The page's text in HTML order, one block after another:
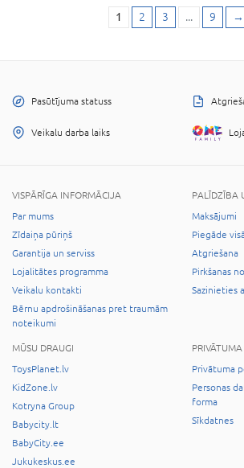
1 2 3 ... 9 →
Pasūtījuma statuss
Veikalu darba laiks
VISPĀRĪGA INFORMĀCIJA
Par mums
Zīdaiņa pūriņš
Garantija un serviss
Lojalitātes programma
Veikalu kontakti
Bērnu apdrošināšanas pret traumām
noteikumi
PALĪDZĪBA
Maksājumi
Piegāde
Atgriešana
Pirkšanas
Sazinieties
MŪSU DRAUGI
ToysPlanet.lv
KidZone.lv
Kotryna Group
Babycity.lt
BabyCity.ee
Jukukeskus.ee
Privātuma
Personas
forma
Sīkdatnes